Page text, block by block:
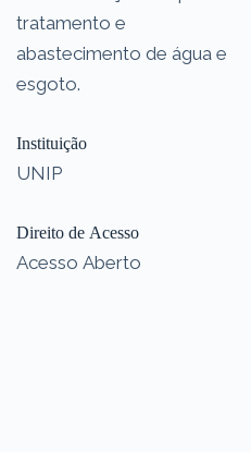
tratamento e
abastecimento de água e
esgoto.
Instituição
UNIP
Direito de Acesso
Acesso Aberto